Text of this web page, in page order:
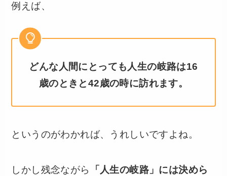
例えば、
どんな人間にとっても人生の岐路は16
歳のときと42歳の時に訪れます。
というのがわかれば、うれしいですよね。
しかし残念ながら
「人生の岐路」には決めら